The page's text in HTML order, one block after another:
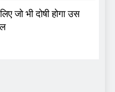
जो भी दोषी होगा उस